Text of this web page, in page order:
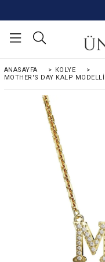
ANASAYFA > KOLYE
>
MOTHER'S DAY KALP